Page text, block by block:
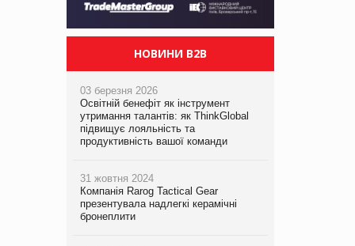
НОВИНИ B2B
03 березня 2026
Освітній бенефіт як інструмент
утримання талантів: як ThinkGlobal
підвищує лояльність та
продуктивність вашої команди
31 жовтня 2024
Компанія Rarog Tactical Gear
презентувала надлегкі керамічні
бронеплити